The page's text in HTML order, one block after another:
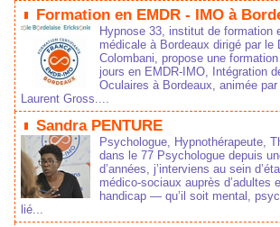
Formation en EMDR - IMO à
Hypnose 33, institut de formation
médicale à Bordeaux dirigé par le
Colombani, propose une
jours en EMDR-IMO, Intégration
Oculaires à Bordeaux, animée
Laurent Gross....
Sandra PENTURE
Psychologue, Hypnothérapeute,
dans le 77 Psychologue depuis
d’années, j’interviens au sein
médico‑sociaux auprès d’adultes
handicap — qu’il soit mental,
lié...